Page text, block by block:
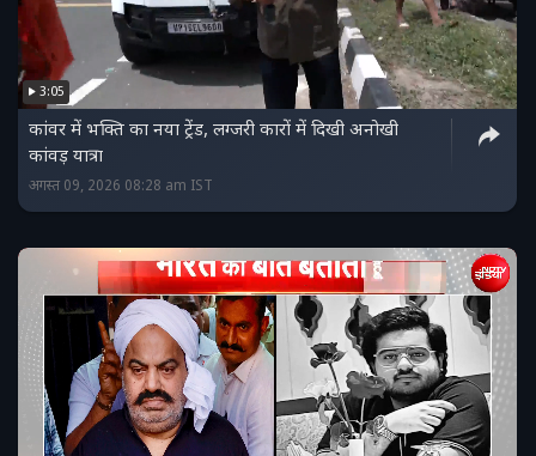
3:05
कांवर में भक्ति का नया ट्रेंड, लग्जरी कारों में दिखी अनोखी
कांवड़ यात्रा
अगस्त 09, 2026 08:28 am IST